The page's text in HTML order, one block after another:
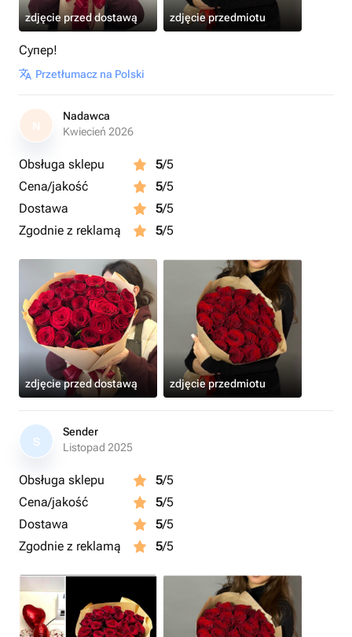
zdjęcie przed dostawą zdjęcie przedmiotu
Супер!
Przetłumacz na Polski
N
Nadawca
Kwiecień 2026
Obsługa sklepu 5/5
Cena/jakość
5/5
Dostawa
5/5
Zgodnie z reklamą
5/5
zdjęcie przed dostawą zdjęcie przedmiotu
S
Sender
Listopad 2025
Obsługa sklepu 5/5
Cena/jakość
5/5
Dostawa
5/5
Zgodnie z reklamą
5/5